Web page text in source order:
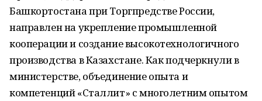
Башкортостана при Торгпредстве России,
направлен на укрепление промышленной
кооперации и создание высокотехнологичного
производства в Казахстане. Как подчеркнули в
министерстве, объединение опыта и
компетенций «Сталлит» с многолетним опытом